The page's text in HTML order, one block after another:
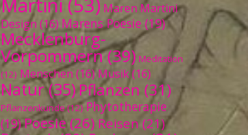
Martini(53) Maren Martini
Design (16) Marens Poesie (19)
Mecklenburg-
Vorpommern(39) Meditation
(12) Menschen (16) Musik(16)
Natur(35)Pflanzen (31)
Pflanzenkunde(12) Phytotherapie
(19)Poesie(26) Reisen(21)